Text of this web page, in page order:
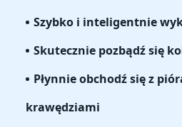
Szybko i inteligentnie
Skutecznie pozbądź się
Płynnie obchodź się z
krawędziami